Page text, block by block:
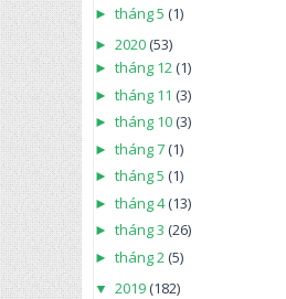
► tháng 5 (1)
► 2020(53)
► tháng 12(1)
► tháng 11 (3)
► tháng 10(3)
► tháng 7(1)
► tháng 5 (1)
► tháng 4(13)
► tháng 3 (26)
► tháng 2(5)
▼ 2019(182)